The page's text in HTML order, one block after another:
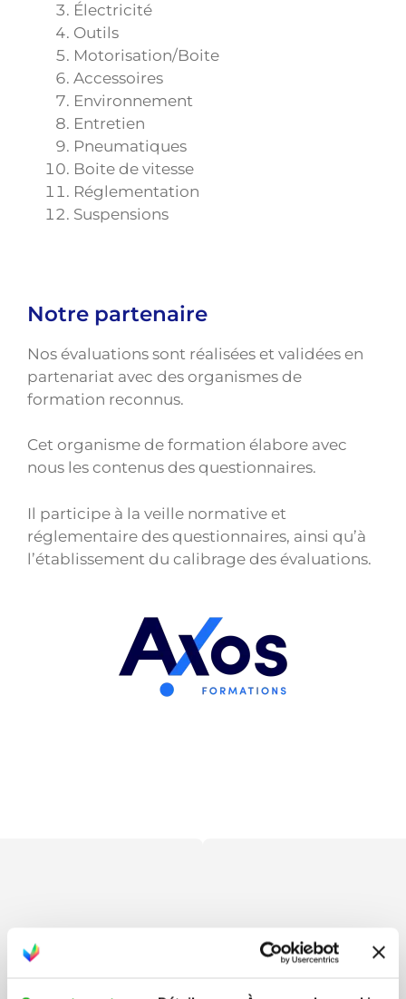
Électricité
Outils
Motorisation/Boite
Accessoires
Environnement
Entretien
Pneumatiques
Boite de vitesse
Réglementation
Suspensions
Notre partenaire
Nos évaluations sont réalisées et validées en
partenariat avec des organismes de
formation reconnus.
Cet organisme de formation élabore avec
nous les contenus des questionnaires.
Il participe à la veille normative et
réglementaire des questionnaires, ainsi qu’à
l’établissement du calibrage des évaluations.
Nos autres tests logistique